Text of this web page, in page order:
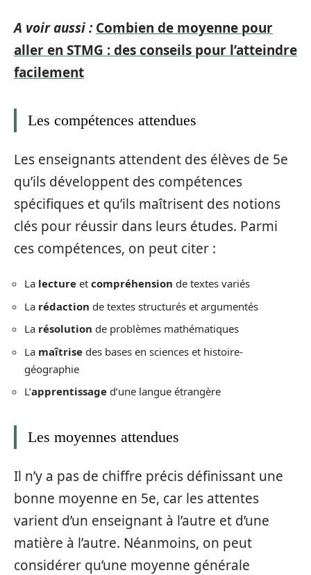
A voir aussi : Combien de moyenne pour
aller en STMG : des conseils pour l’atteindre
facilement
Les compétences attendues
Les enseignants attendent des élèves de 5e
qu’ils développent des compétences
spécifiques et qu’ils maîtrisent des notions
clés pour réussir dans leurs études. Parmi
ces compétences, on peut citer :
La lecture et compréhension de textes variés
La rédaction de textes structurés et argumentés
La résolution de problèmes mathématiques
La maîtrise des bases en sciences et histoire-
géographie
L’apprentissage d’une langue étrangère
Les moyennes attendues
Il n’y a pas de chiffre précis définissant une
bonne moyenne en 5e, car les attentes
varient d’un enseignant à l’autre et d’une
matière à l’autre. Néanmoins, on peut
considérer qu’une moyenne générale